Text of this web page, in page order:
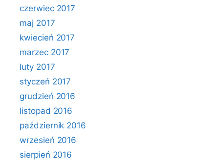
czerwiec 2017
maj 2017
kwiecień 2017
marzec 2017
luty 2017
styczeń 2017
grudzień 2016
listopad 2016
październik 2016
wrzesień 2016
sierpień 2016